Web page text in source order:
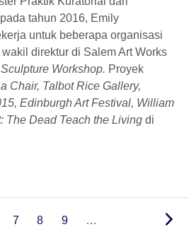
tahun 2016, Emily
untuk beberapa organisasi
direktur di Salem Art Works
Workshop. Proyek
Chair, Talbot Rice Gallery,
Edinburgh Art Festival, William
The Dead Teach the Living di
7 8 9 …